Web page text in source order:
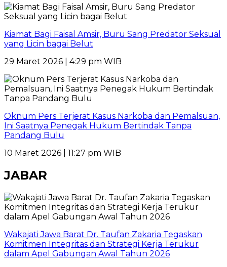
Kiamat Bagi Faisal Amsir, Buru Sang Predator Seksual
yang Licin bagai Belut
29 Maret 2026 | 4:29 pm WIB
Oknum Pers Terjerat Kasus Narkoba dan Pemalsuan,
Ini Saatnya Penegak Hukum Bertindak Tanpa
Pandang Bulu
10 Maret 2026 | 11:27 pm WIB
JABAR
Wakajati Jawa Barat Dr. Taufan Zakaria Tegaskan
Komitmen Integritas dan Strategi Kerja Terukur
dalam Apel Gabungan Awal Tahun 2026